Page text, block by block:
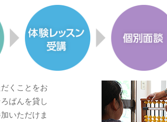
くことをお
ばんを貸し
いただけま